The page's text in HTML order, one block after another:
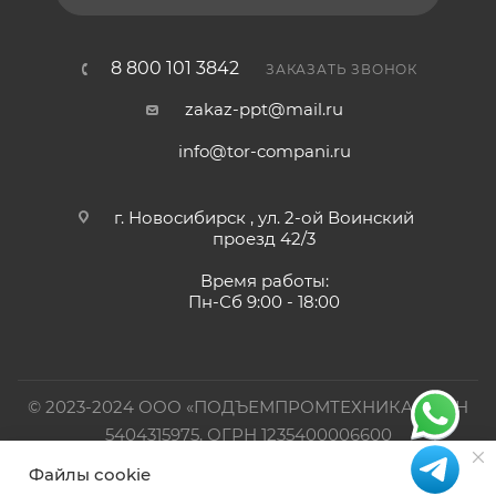
8 800 101 3842 ЗАКАЗАТЬ ЗВОНОК
zakaz-ppt@mail.ru
info@tor-compani.ru
г. Новосибирск , ул. 2-ой Воинский
проезд 42/3
Время работы:
Пн-Сб 9:00 - 18:00
© 2023-2024 ООО «ПОДЪЕМПРОМТЕХНИКА». ИНН
5404315975, ОГРН 1235400006600
Официальный представитель TOR INDUSTRIES
Файлы cookie